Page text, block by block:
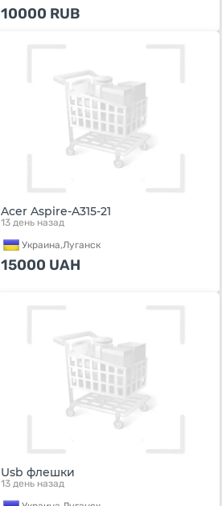
10000 RUB
Acer Aspire-A315-21
13 день назад
Украина,Луганск
15000 UAH
Usb флешки
13 день назад